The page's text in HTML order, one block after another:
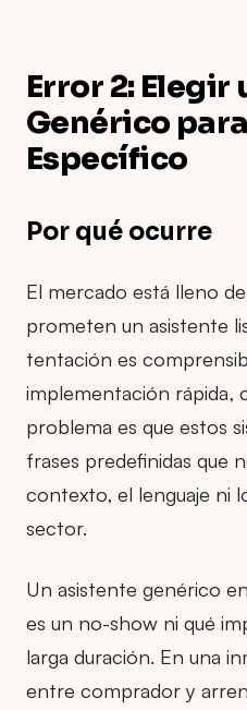
Error 2: Elegir
Genérico
Específico
Por qué ocurre
El mercado está lleno
prometen un asistente
tentación es
implementación rápida,
problema es que estos
frases predefinidas que
contexto, el lenguaje ni
sector.
Un asistente genérico
es un no-show ni qué
larga duración. En una
entre comprador y